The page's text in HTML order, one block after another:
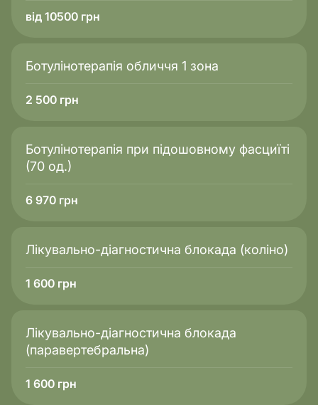
від 10500 грн
Ботулінотерапія обличчя 1 зона
2 500 грн
Ботулінотерапія при підошовному фасциїті
(70 од.)
6 970 грн
Лікувально-діагностична блокада (коліно)
1 600 грн
Лікувально-діагностична блокада
(паравертебральна)
1 600 грн